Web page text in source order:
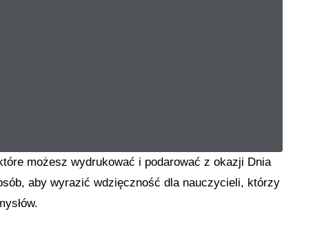
możesz wydrukować i podarować z okazji Dnia
aby wyrazić wdzięczność dla nauczycieli, którzy